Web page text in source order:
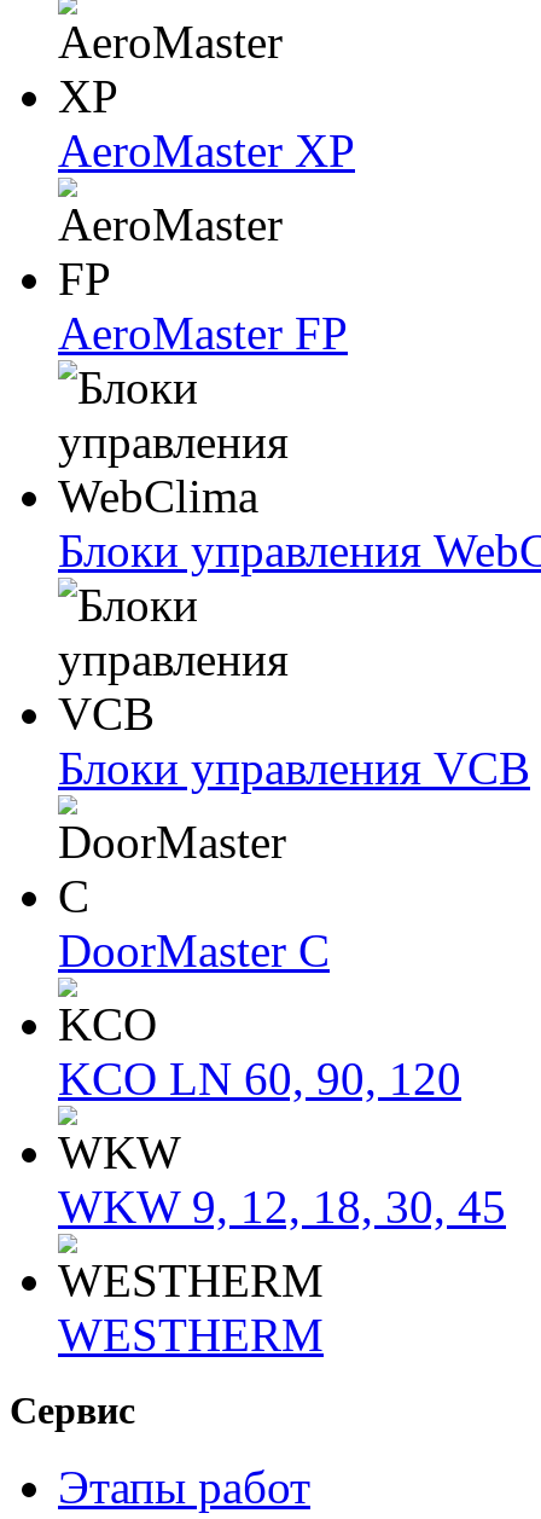
AeroMaster XP
AeroMaster FP
Блоки упрaвлeния
Блоки упрaвлeния VCB
DoorMaster C
KCO LN 60, 90, 120
WKW 9, 12, 18, 30, 45
WESTHERM
Сервис
Этапы работ